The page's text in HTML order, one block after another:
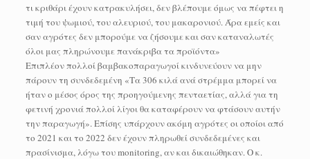
τι κριθάρι έχουν κατρακυλήσει, δεν βλέπουμε όμως να πέφτει η
τιμή του ψωμιού, του αλευριού, του μακαρονιού. Άρα εμείς και
σαν αγρότες δεν μπορούμε να ζήσουμε και σαν καταναλωτές
όλοι μας πληρώνουμε πανάκριβα τα προϊόντα»
Επιπλέον πολλοί βαμβακοπαραγωγοί κινδυνεύουν να μην
πάρουν τη συνδεδεμένη «Τα 306 κιλά ανά στρέμμα μπορεί να
ήταν ο μέσος όρος της προηγούμενης πενταετίας, αλλά για τη
φετινή χρονιά πολλοί λίγοι θα καταφέρουν να φτάσουν αυτήν
την παραγωγή». Επίσης υπάρχουν ακόμη αγρότες οι οποίοι από
το 2021 και το 2022 δεν έχουν πληρωθεί συνδεδεμένες και
πρασίνισμα, λόγω του monitoring, αν και δικαιώθηκαν. Ο κ.